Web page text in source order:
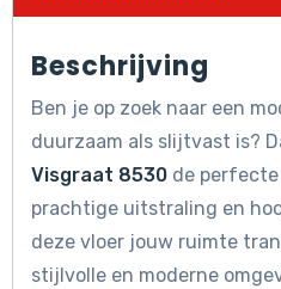
Beschrijving
Ben je op zoek naar een
duurzaam als slijtvast is?
Visgraat 8530 de
prachtige uitstraling en
deze vloer jouw ruimte
stijlvolle en moderne